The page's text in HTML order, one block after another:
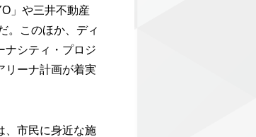
」や三井不動産
。このほか、ディ
ナシティ・プロジ
リーナ計画が着実
、市民に身近な施